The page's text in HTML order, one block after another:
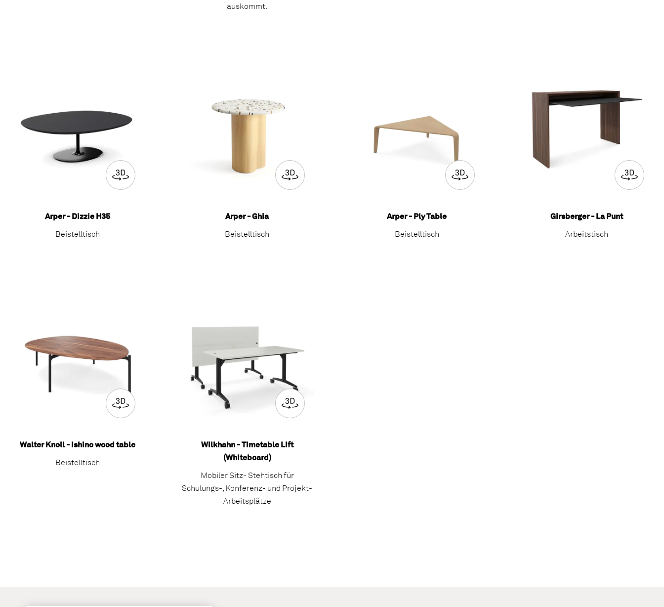
auskommt.
Arper - Dizzie H35
Beistelltisch
Arper - Ghia
Beistelltisch
Arper - Ply Table
Beistelltisch
Girsberger - La Punt
Arbeitstisch
Walter Knoll - Ishino wood table
Beistelltisch
Wilkhahn - Timetable Lift
(Whiteboard)
Mobiler Sitz- Stehtisch für
Schulungs-, Konferenz- und Projekt-
Arbeitsplätze